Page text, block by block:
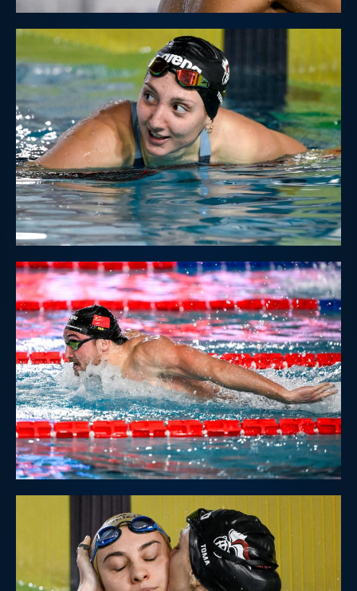
Archivio News
Flash News
Galleria fotografica
Videogallery
Intranet
Contatti
Mappa del sito